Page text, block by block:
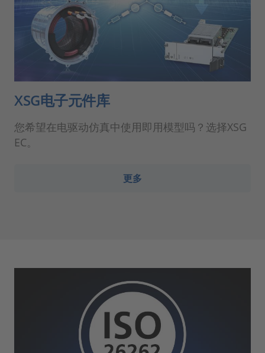
XSG电子元件库
您希望在电驱动仿真中使用即用模型吗？选择XSG
EC。
更多